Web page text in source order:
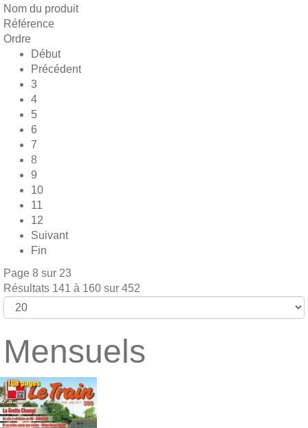
Nom du produit
Référence
Ordre
Début
Précédent
3
4
5
6
7
8
9
10
11
12
Suivant
Fin
Page 8 sur 23
Résultats 141 à 160 sur 452
Mensuels